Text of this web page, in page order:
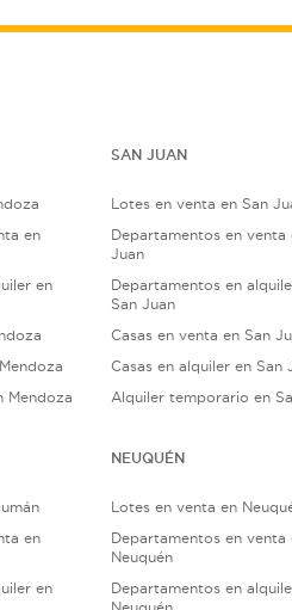
en
en
Mendoza
SAN JUAN
Lotes en venta en San
Departamentos en venta
Juan
Departamentos en
San Juan
Casas en venta en San
Casas en alquiler en San
Alquiler temporario en
en
en
NEUQUÉN
Lotes en venta en
Departamentos en venta
Neuquén
Departamentos en